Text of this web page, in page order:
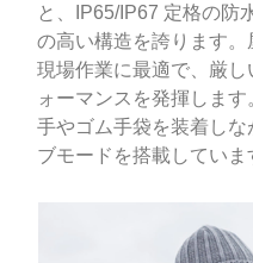
と、IP65/IP67 定格の防
の高い構造を誇ります
現場作業に最適で、厳
ォーマンスを発揮しま
手やゴム手袋を装着し
ブモードを搭載していま